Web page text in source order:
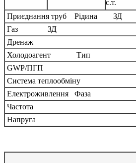
с.т.
Приєднання труб Рідина ЗД
Газ ЗД
Дренаж
Холодоагент Тип
GWP/ПГП
Система теплообміну
Електроживлення Фаза
Частота
Напруга